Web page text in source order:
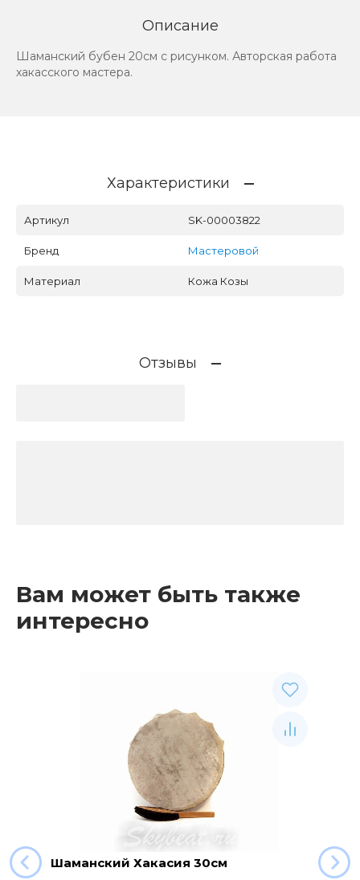
Описание
Шаманский бубен 20см с рисунком. Авторская работа
хакасского мастера.
Характеристики
Артикул SK-00003822
Бренд Мастеровой
Материал Кожа Козы
Отзывы
Вам может быть также
интересно
Шаманский Хакасия 30см